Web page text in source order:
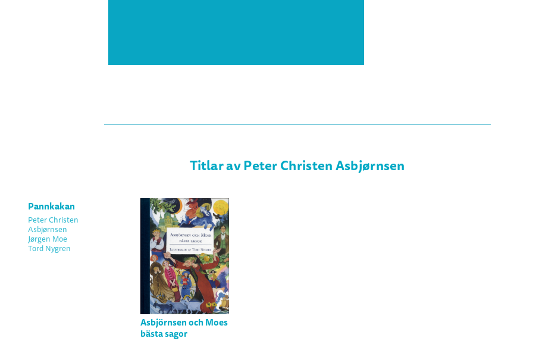
Titlar av Peter Christen Asbjørnsen
Pannkakan
Peter Christen
Asbjørnsen
Jørgen Moe
Tord Nygren
Asbjörnsen och Moes
bästa sagor